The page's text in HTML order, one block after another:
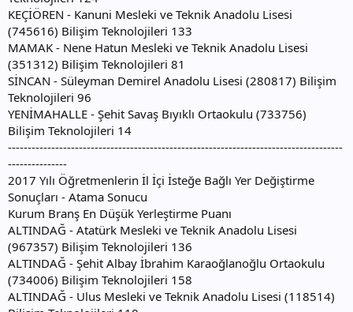
KEÇİÖREN - Kanuni Mesleki ve Teknik Anadolu Lisesi
(745616) Bilişim Teknolojileri 133
MAMAK - Nene Hatun Mesleki ve Teknik Anadolu Lisesi
(351312) Bilişim Teknolojileri 81
SİNCAN - Süleyman Demirel Anadolu Lisesi (280817) Bilişim
Teknolojileri 96
YENİMAHALLE - Şehit Savaş Bıyıklı Ortaokulu (733756)
Bilişim Teknolojileri 14
-------------------------------------------------------------------------------------
---------------
2017 Yılı Öğretmenlerin İl İçi İsteğe Bağlı Yer Değiştirme
Sonuçları - Atama Sonucu
Kurum Branş En Düşük Yerleştirme Puanı
ALTINDAĞ - Atatürk Mesleki ve Teknik Anadolu Lisesi
(967357) Bilişim Teknolojileri 136
ALTINDAĞ - Şehit Albay İbrahim Karaoğlanoğlu Ortaokulu
(734006) Bilişim Teknolojileri 158
ALTINDAĞ - Ulus Mesleki ve Teknik Anadolu Lisesi (118514)